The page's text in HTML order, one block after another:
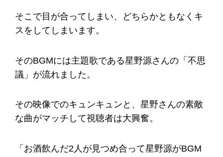
そこで目が合ってしまい、どちらかともなくキ
スをしてしまいます。
そのBGMには主題歌である星野源さんの「不思
議」が流れました。
その映像でのキュンキュンと、星野さんの素敵
な曲がマッチして視聴者は大興奮。
「お酒飲んだ2人が見つめ合って星野源がBGM